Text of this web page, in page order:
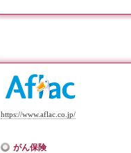
https://www.aflac.co.jp/
がん保険